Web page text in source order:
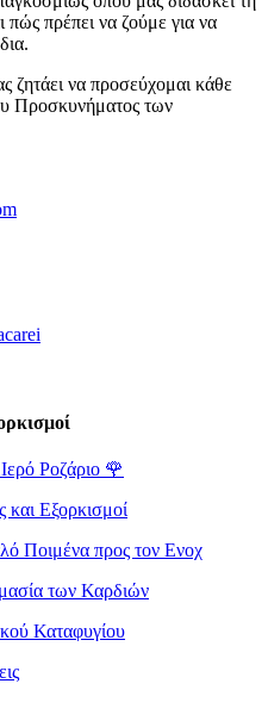
πώς πρέπει να ζούμε για να
να προσεύχομαι κάθε
Προσκυνήματος των
Ροζάριο 🌹
και Εξορκισμοί
Ποιμένα προς τον Ενοχ
των Καρδιών
Καταφυγίου